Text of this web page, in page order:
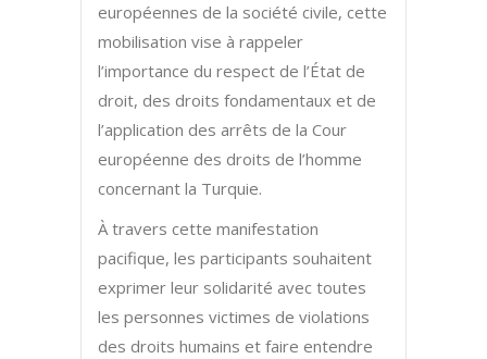
européennes de la société civile, cette
mobilisation vise à rappeler
l’importance du respect de l’État de
droit, des droits fondamentaux et de
l’application des arrêts de la Cour
européenne des droits de l’homme
concernant la Turquie.
À travers cette manifestation
pacifique, les participants souhaitent
exprimer leur solidarité avec toutes
les personnes victimes de violations
des droits humains et faire entendre